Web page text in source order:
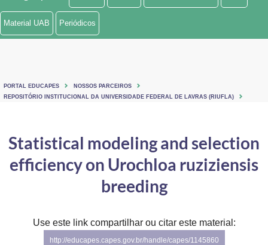
Ministério de Minas e Energia
Ministério do Turismo
Controladoria-Geral da União
Ministério da Mulher, da Família e dos Direitos Humanos
Secretaria de Governo
Material UAB Periódicos
PORTAL EDUCAPES
NOSSOS PARCEIROS
REPOSITÓRIO INSTITUCIONAL DA UNIVERSIDADE FEDERAL DE LAVRAS (RIUFLA)
Statistical modeling and selection
efficiency on Urochloa ruziziensis
breeding
Use este link compartilhar ou citar este material:
http://educapes.capes.gov.br/handle/capes/1145860